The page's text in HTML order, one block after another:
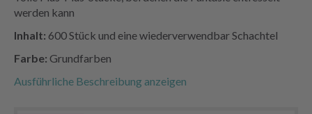
werden kann
Inhalt: 600 Stück und eine wiederverwendbar Schachtel
Farbe: Grundfarben
Ausführliche Beschreibung anzeigen